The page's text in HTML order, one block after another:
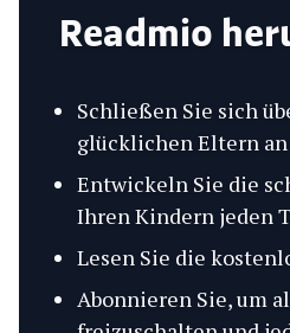
Readmio
Schließen Sie sich
glücklichen Eltern an
Entwickeln Sie die
Ihren Kindern jeden
Lesen Sie die
Abonnieren Sie, um